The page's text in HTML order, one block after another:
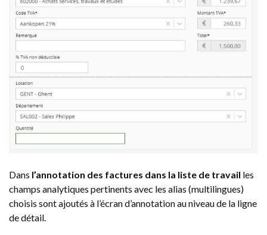
Dans l’annotation des factures dans la liste de travail les
champs analytiques pertinents avec les alias (multilingues)
choisis sont ajoutés à l’écran d’annotation au niveau de la ligne
de détail.